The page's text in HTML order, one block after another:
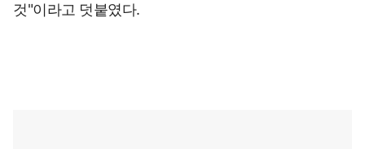
것"이라고 덧붙였다.